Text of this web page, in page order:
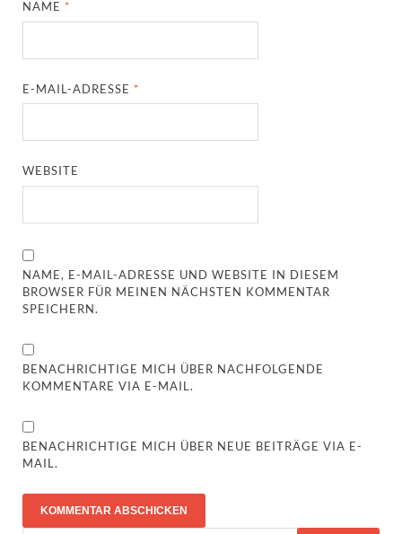
NAME *
E-MAIL-ADRESSE *
WEBSITE
NAME, E-MAIL-ADRESSE UND WEBSITE IN DIESEM
BROWSER FÜR MEINEN NÄCHSTEN KOMMENTAR
SPEICHERN.
BENACHRICHTIGE MICH ÜBER NACHFOLGENDE
KOMMENTARE VIA E-MAIL.
BENACHRICHTIGE MICH ÜBER NEUE BEITRÄGE VIA E-
MAIL.